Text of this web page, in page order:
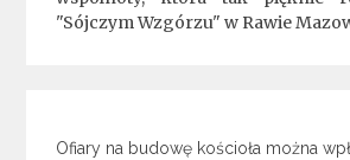
"Sójczym Wzgórzu" w Rawie
Ofiary na budowę kościoła można